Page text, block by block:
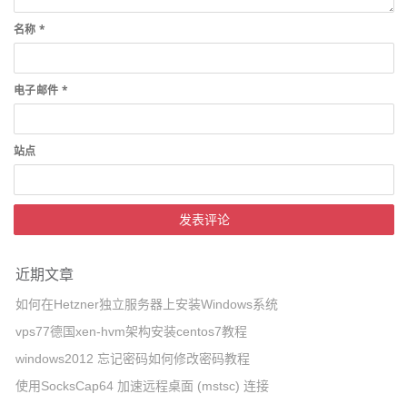
名称*
电子邮件*
站点
近期文章
如何在Hetzner独立服务器上安装Windows系统
vps77德国xen-hvm架构安装centos7教程
windows2012 忘记密码如何修改密码教程
使用SocksCap64 加速远程桌面 (mstsc) 连接